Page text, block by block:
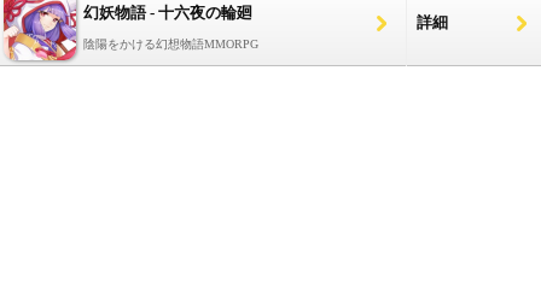
幻妖物語 - 十六夜の輪廻
陰陽をかける幻想物語MMORPG
詳細